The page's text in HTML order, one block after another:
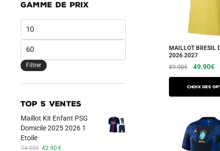
MAILLOT BRESIL
2026 2027
89.90€
Le
prix
initial
était :
49.90€Le
Choix des
produit
plusieurs
variations.
GAMME DE PRIX
min
max
Filtrer
TOP 5 VENTES
Maillot Kit Enfant PSG
Domicile 2025 2026 1
Etoile
74.90€ Le
42.90 €Le